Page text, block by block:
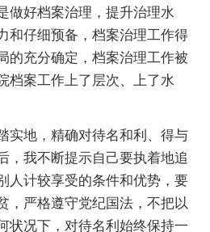
做好档案治理，提升治理水
和仔细预备，档案治理工作得
的充分确定，档案治理工作被
档案工作上了层次、上了水
地，精确对待名和利、得与
，我不断提示自己要执着地追
人计较享受的条件和优势，要
，严格遵守党纪国法，不把以
状况下，对待名利始终保持一